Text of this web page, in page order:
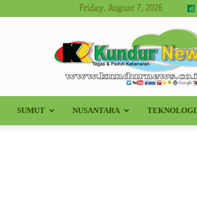
Friday, August 7, 2026
Kundur
SUMUT NUSANTARA TEKNOLOGI